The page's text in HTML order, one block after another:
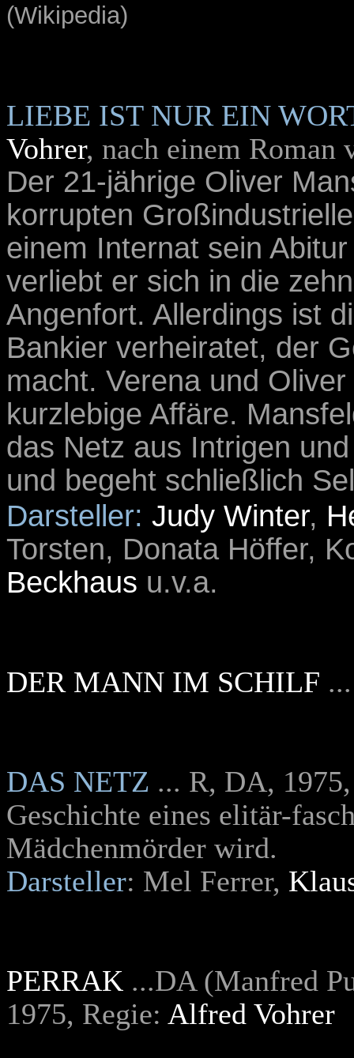
(Wikipedia)
LIEBE IST NUR EIN
Vohrer, nach einem Roman
Der 21-jährige Oliver
korrupten
einem Internat sein
verliebt er sich in die
Angenfort. Allerdings ist
Bankier verheiratet, der
macht. Verena und
kurzlebige Affäre.
das Netz aus Intrigen
und begeht schließlich
Darsteller: Judy Winter,
Torsten, Donata Höffer,
Beckhaus u.v.a.
DER MANN IM SCHILF
DAS NETZ ... R, DA,
Geschichte eines elitär-
Mädchenmörder wird.
Darsteller: Mel Ferrer,
PERRAK ...DA (Manfred
1975, Regie: Alfred Vohrer